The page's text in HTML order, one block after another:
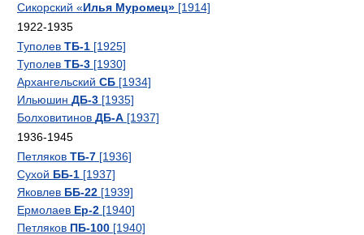
Сикорский «Илья Муромец» [1914]
1922-1935
Туполев ТБ-1 [1925]
Туполев ТБ-3 [1930]
Архангельский СБ [1934]
Ильюшин ДБ-3 [1935]
Болховитинов ДБ-А [1937]
1936-1945
Петляков ТБ-7 [1936]
Сухой ББ-1 [1937]
Яковлев ББ-22 [1939]
Ермолаев Ер-2 [1940]
Петляков ПБ-100 [1940]